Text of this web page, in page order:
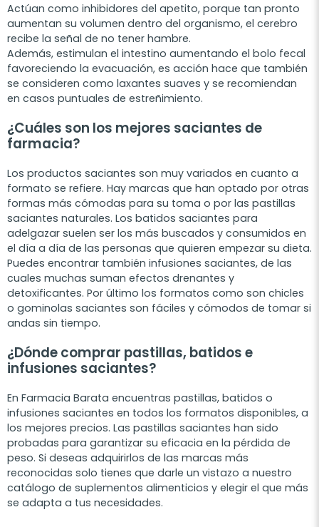
Actúan como inhibidores del apetito, porque tan pronto
aumentan su volumen dentro del organismo, el cerebro
recibe la señal de no tener hambre.
Además, estimulan el intestino aumentando el bolo fecal
favoreciendo la evacuación, es acción hace que también
se consideren como laxantes suaves y se recomiendan
en casos puntuales de estreñimiento.
¿Cuáles son los mejores saciantes de
farmacia?
Los productos saciantes son muy variados en cuanto a
formato se refiere. Hay marcas que han optado por otras
formas más cómodas para su toma o por las pastillas
saciantes naturales. Los batidos saciantes para
adelgazar suelen ser los más buscados y consumidos en
el día a día de las personas que quieren empezar su dieta.
Puedes encontrar también infusiones saciantes, de las
cuales muchas suman efectos drenantes y
detoxificantes. Por último los formatos como son chicles
o gominolas saciantes son fáciles y cómodos de tomar si
andas sin tiempo.
¿Dónde comprar pastillas, batidos e
infusiones saciantes?
En Farmacia Barata encuentras pastillas, batidos o
infusiones saciantes en todos los formatos disponibles, a
los mejores precios. Las pastillas saciantes han sido
probadas para garantizar su eficacia en la pérdida de
peso. Si deseas adquirirlos de las marcas más
reconocidas solo tienes que darle un vistazo a nuestro
catálogo de suplementos alimenticios y elegir el que más
se adapta a tus necesidades.